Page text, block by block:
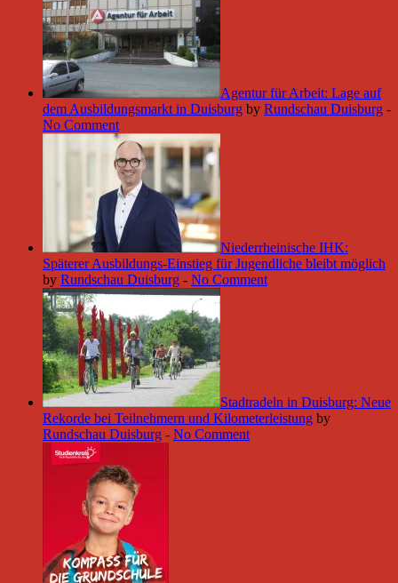
Agentur für Arbeit: Lage auf
dem Ausbildungsmarkt in Duisburg by Rundschau Duisburg -
No Comment
Niederrheinische IHK:
Späterer Ausbildungs-Einstieg für Jugendliche bleibt möglich
by Rundschau Duisburg - No Comment
Stadtradeln in Duisburg: Neue
Rekorde bei Teilnehmern und Kilometerleistung by
Rundschau Duisburg - No Comment